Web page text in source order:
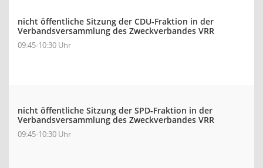
nicht öffentliche Sitzung der CDU-Fraktion in der
Verbandsversammlung des Zweckverbandes VRR
09:45-10:30 Uhr
nicht öffentliche Sitzung der SPD-Fraktion in der
Verbandsversammlung des Zweckverbandes VRR
09:45-10:30 Uhr